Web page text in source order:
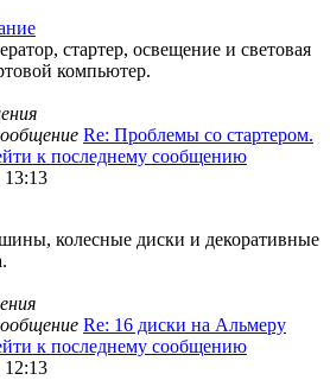
стартер, освещение и световая
компьютер.
Re: Проблемы со стартером.
к последнему сообщению
13:13
колесные диски и декоративные
Re: 16 диски на Альмеру
к последнему сообщению
12:13